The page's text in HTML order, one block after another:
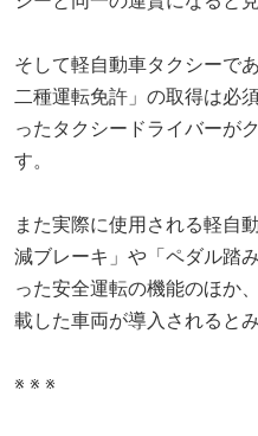
そして軽自動車タクシーで
二種運転免許」の取得は必
ったタクシードライバーが
す。
また実際に使用される軽自
減ブレーキ」や「ペダル踏
った安全運転の機能のほか
載した車両が導入されると
※ ※ ※